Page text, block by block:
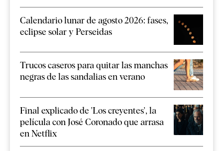
Calendario lunar de agosto 2026: fases,
eclipse solar y Perseidas
Trucos caseros para quitar las manchas
negras de las sandalias en verano
Final explicado de 'Los creyentes', la
película con José Coronado que arrasa
en Netflix